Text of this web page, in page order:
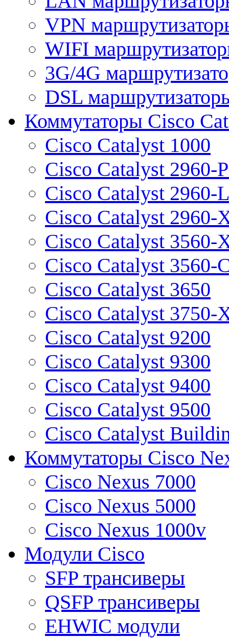
VPN
WIFI
3G/4G
DSL
Коммутаторы Cisco
Cisco Catalyst 1000
Cisco Catalyst 2960-
Cisco Catalyst 2960-L
Cisco Catalyst 2960-
Cisco Catalyst 3560-
Cisco Catalyst 3560-
Cisco Catalyst 3650
Cisco Catalyst 3750-
Cisco Catalyst 9200
Cisco Catalyst 9300
Cisco Catalyst 9400
Cisco Catalyst 9500
Cisco Catalyst
Коммутаторы Cisco
Cisco Nexus 7000
Cisco Nexus 5000
Cisco Nexus 1000v
Модули Cisco
SFP трансиверы
QSFP трансиверы
EHWIC модули